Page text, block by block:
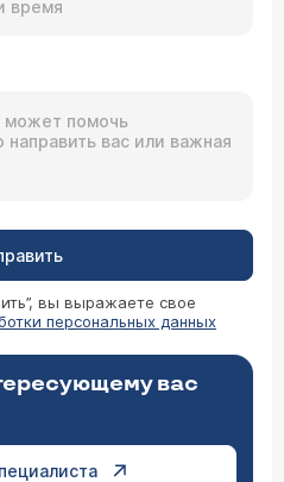
вы выражаете свое
персональных данных
вас